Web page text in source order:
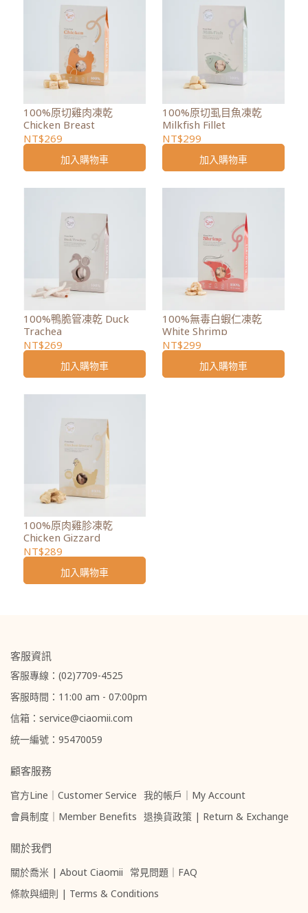
100%原切雞肉凍乾
Chicken Breast
NT$269
加入購物車
100%原切虱目魚凍乾
Milkfish Fillet
NT$299
加入購物車
100%鴨脆管凍乾 Duck
Trachea
NT$269
加入購物車
100%無毒白蝦仁凍乾
White Shrimp
NT$299
加入購物車
100%原肉雞胗凍乾
Chicken Gizzard
NT$289
加入購物車
客服資訊
客服專線：(02)7709-4525
客服時間：11:00 am - 07:00pm
信箱：service@ciaomii.com
統一編號：95470059
顧客服務
官方Line｜Customer Service 我的帳戶｜My Account
會員制度｜Member Benefits 退換貨政策 | Return & Exchange
關於我們
關於喬米 | About Ciaomii 常見問題｜FAQ
條款與細則 | Terms & Conditions